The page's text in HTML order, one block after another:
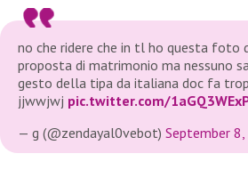
no che ridere che in tl ho questa foto
proposta di matrimonio ma nessuno
gesto della tipa da italiana doc fa
jjwwjwj pic.twitter.com/
— g (@zendayal0vebot) September